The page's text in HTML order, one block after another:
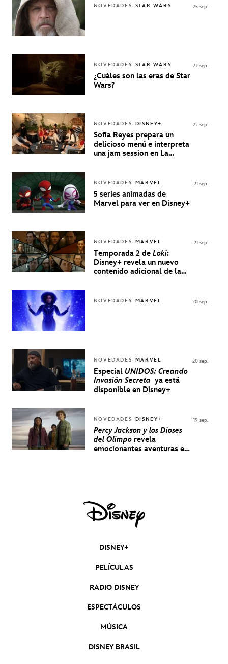
NOVEDADES STAR WARS 25 sep.
NOVEDADES STAR WARS
¿Cuáles son las eras de Star
Wars?
22 sep.
NOVEDADES DISNEY+
Sofía Reyes prepara un
delicioso menú e interpreta
una jam session en La
22 sep.
NOVEDADES MARVEL
5 series animadas de
Marvel para ver en Disney+
21 sep.
NOVEDADES MARVEL
Temporada 2 de Loki:
Disney+ revela un nuevo
contenido adicional de la
21 sep.
NOVEDADES MARVEL 20 sep.
NOVEDADES MARVEL
Especial UNIDOS: Creando
Invasión Secreta ya está
disponible en Disney+
20 sep.
NOVEDADES DISNEY+
Percy Jackson y los Dioses
del Olimporevela
emocionantes aventuras en
19 sep.
DISNEY+
PELÍCULAS
RADIO DISNEY
ESPECTÁCULOS
MÚSICA
DISNEY BRASIL